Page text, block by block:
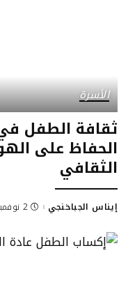
الأسرة
ثقافة الطفل
الحفاظ على
الثقافي
Posted
إيناس الجباخنجي 2 نوفمبر، 2025